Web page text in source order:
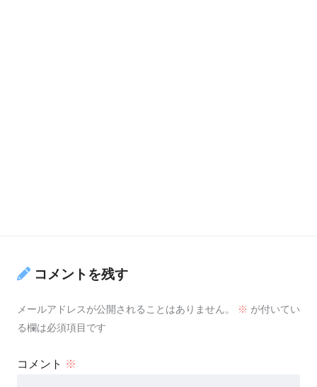
コメントを残す
メールアドレスが公開されることはありません。 ※ が付いてい
る欄は必須項目です
コメント ※